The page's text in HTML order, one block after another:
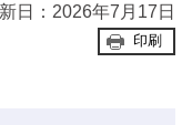
日：2026年7月17日
印刷